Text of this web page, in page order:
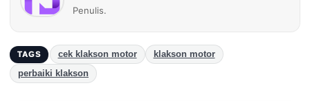
Penulis.
TAGS cek klakson motor
klakson motor
perbaiki klakson